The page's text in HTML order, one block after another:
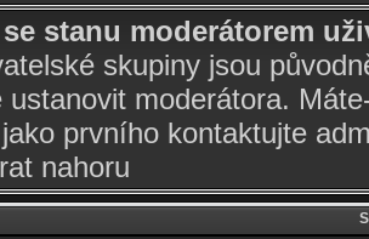
stanu moderátorem
skupiny jsou
ustanovit moderátora.
prvního kontaktujte
nahoru